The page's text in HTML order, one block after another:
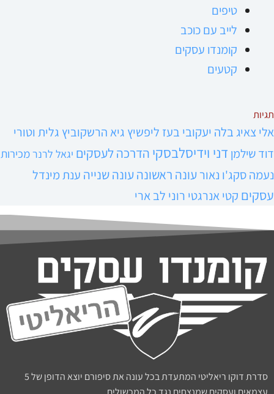
טיפים
לייב עם כוכב
קומנדו עסקים
קטעים
תגיות
אלי צאיגבלה יעקובי בעז ליפשיץ גיא הרשקוביץ גלית וטורי
דוד שילמן דני וידיסלבסקי הדרכה לעסקים יגאל לרנרמכירות
נעמה סקג'ו נאורעונה ראשונהעונה שנייה ענת מינדל
עסקים קטי אנרגטי רוני לב ארי
סדרת דוקו ריאליטי המתעדת בכל עונה את סיפורם יוצא הדופן של 5